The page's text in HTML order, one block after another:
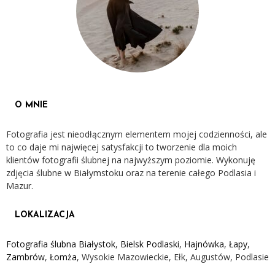
O MNIE
Fotografia jest nieodłącznym elementem mojej codzienności, ale
to co daje mi najwięcej satysfakcji to tworzenie dla moich
klientów fotografii ślubnej na najwyższym poziomie. Wykonuję
zdjęcia ślubne w Białymstoku oraz na terenie całego Podlasia i
Mazur.
LOKALIZACJA
Fotografia ślubna Białystok, Bielsk Podlaski, Hajnówka, Łapy,
Zambrów, Łomża, Wysokie Mazowieckie, Ełk, Augustów, Podlasie